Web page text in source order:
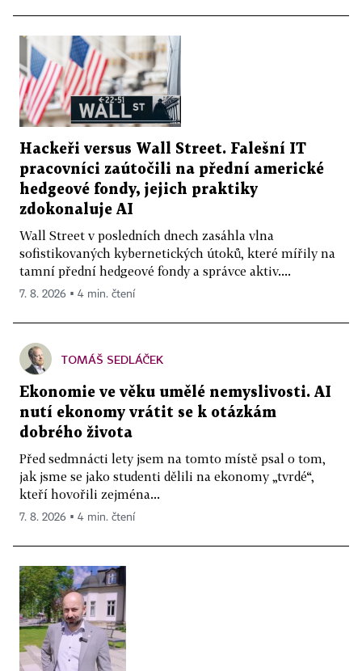
Hackeři versus Wall Street. Falešní IT
pracovníci zaútočili na přední americké
hedgeové fondy, jejich praktiky
zdokonaluje AI
Wall Street v posledních dnech zasáhla vlna
sofistikovaných kybernetických útoků, které mířily na
tamní přední hedgeové fondy a správce aktiv....
7. 8. 2026 ▪ 4 min. čtení
TOMÁŠ SEDLÁČEK
Ekonomie ve věku umělé nemyslivosti. AI
nutí ekonomy vrátit se k otázkám
dobrého života
Před sedmnácti lety jsem na tomto místě psal o tom,
jak jsme se jako studenti dělili na ekonomy „tvrdé“,
kteří hovořili zejména...
7. 8. 2026 ▪ 4 min. čtení